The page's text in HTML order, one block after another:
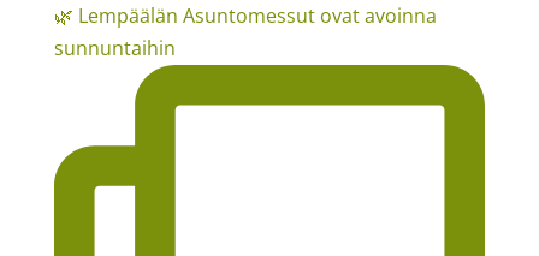
🌿 Lempäälän Asuntomessut ovat avoinna
sunnuntaihin